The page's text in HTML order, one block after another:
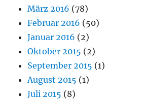
März 2016 (78)
Februar 2016 (50)
Januar 2016 (2)
Oktober 2015 (2)
September 2015 (1)
August 2015 (1)
Juli 2015 (8)